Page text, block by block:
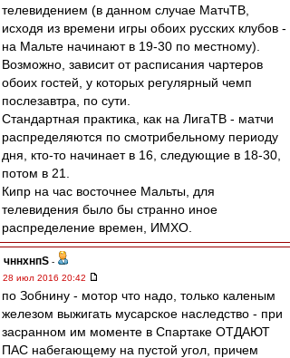
телевидением (в данном случае МатчТВ,
исходя из времени игры обоих русских клубов -
на Мальте начинают в 19-30 по местному).
Возможно, зависит от расписания чартеров
обоих гостей, у которых регулярный чемп
послезавтра, по сути.
Стандартная практика, как на ЛигаТВ - матчи
распределяются по смотрибельному периоду
дня, кто-то начинает в 16, следующие в 18-30,
потом в 21.
Кипр на час восточнее Мальты, для
телевидения было бы странно иное
распределение времен, ИМХО.
чннхнпS -
28 июл 2016 20:42
по Зобнину - мотор что надо, только каленым
железом выжигать мусарское наследство - при
засранном им моменте в Спартаке ОТДАЮТ
ПАС набегающему на пустой угол, причем